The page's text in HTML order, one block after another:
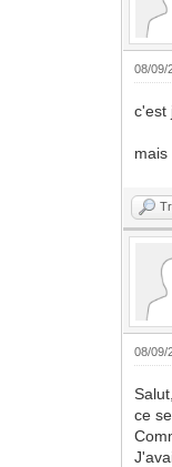
08/09/
c'est
mais
08/09/
Salut,
ce